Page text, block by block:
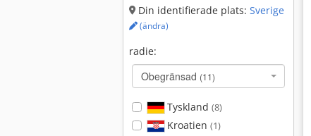
Din identifierade plats: Sverige
(ändra)
radie:
Obegränsad (11)
Tyskland (8)
Kroatien (1)